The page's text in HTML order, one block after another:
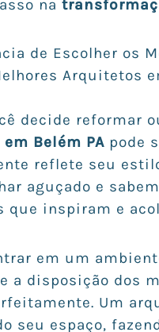
na
de Escolher os
Arquitetos
decide reformar
Belém PApode
reflete seu
aguçado e
que inspiram e
em um
a disposição dos
Um
seu espaço,